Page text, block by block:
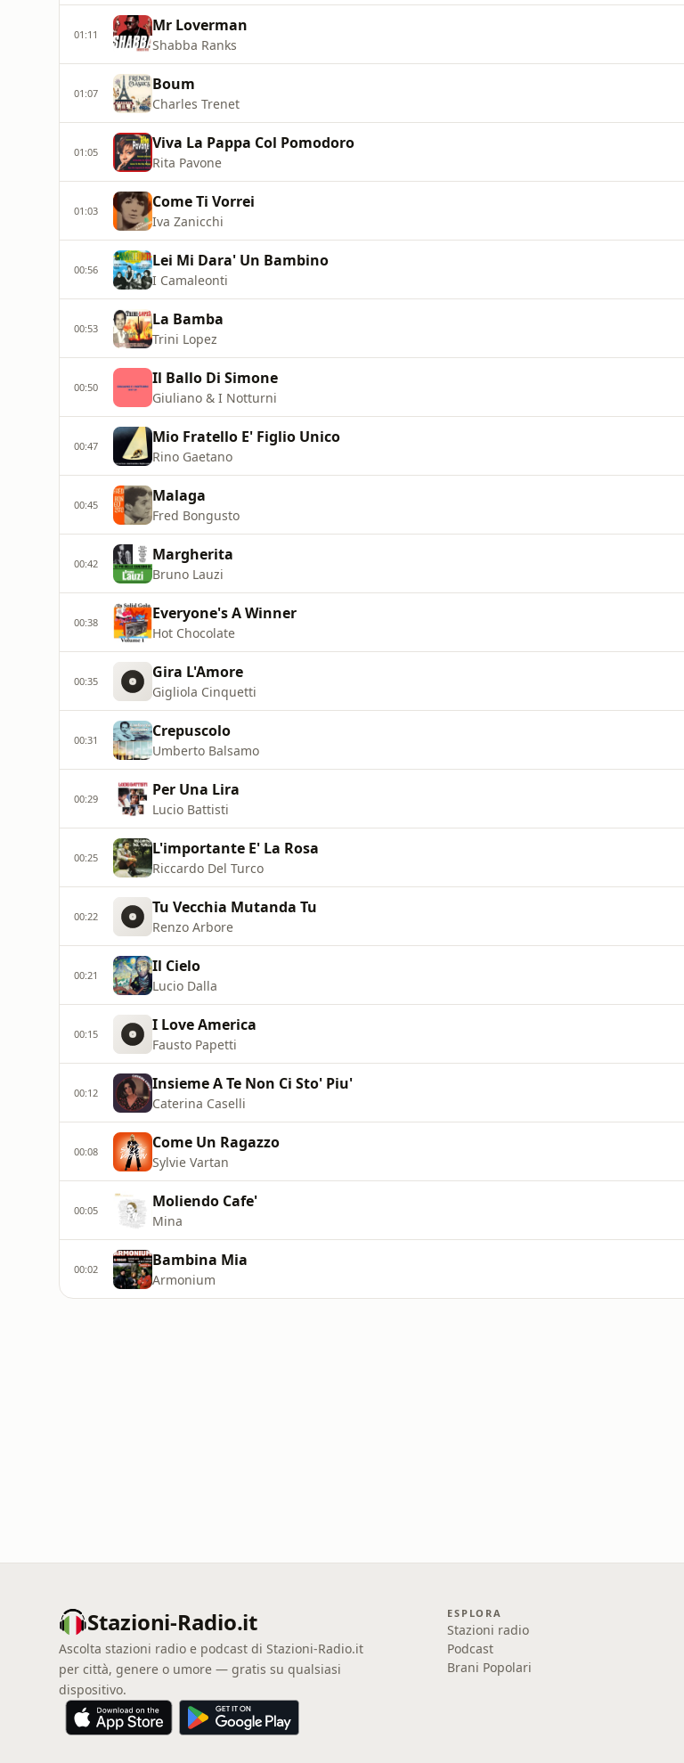
01:11 Mr Loverman
Shabba Ranks
01:07 Boum
Charles Trenet
01:05 Viva La Pappa Col Pomodoro
Rita Pavone
01:03 Come Ti Vorrei
Iva Zanicchi
00:56 Lei Mi Dara' Un Bambino
I Camaleonti
00:53 La Bamba
Trini Lopez
00:50 Il Ballo Di Simone
Giuliano & I Notturni
00:47 Mio Fratello E' Figlio Unico
Rino Gaetano
00:45 Malaga
Fred Bongusto
00:42 Margherita
Bruno Lauzi
00:38 Everyone's A Winner
Hot Chocolate
00:35 Gira L'Amore
Gigliola Cinquetti
00:31 Crepuscolo
Umberto Balsamo
00:29 Per Una Lira
Lucio Battisti
00:25 L'importante E' La Rosa
Riccardo Del Turco
00:22 Tu Vecchia Mutanda Tu
Renzo Arbore
00:21 Il Cielo
Lucio Dalla
00:15 I Love America
Fausto Papetti
00:12 Insieme A Te Non Ci Sto' Piu'
Caterina Caselli
00:08 Come Un Ragazzo
Sylvie Vartan
00:05 Moliendo Cafe'
Mina
00:02 Bambina Mia
Armonium
Stazioni-Radio.it
Ascolta stazioni radio e podcast di Stazioni-Radio.it
per città, genere o umore — gratis su qualsiasi
dispositivo.
ESPLORA
Stazioni radio
Podcast
Brani Popolari